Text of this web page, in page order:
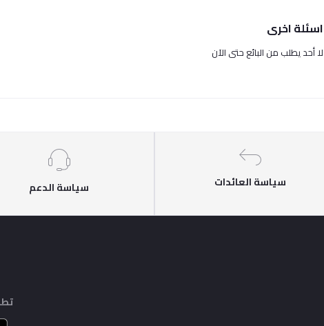
اسئلة اخرى
لا أحد يطلب من البائع حتى الآن
سياسة العائدات سياسة الدعم